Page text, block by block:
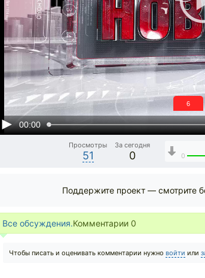
00:00
5
Просмотры
51
За сегодня
0 0
Поддержите проект — смотрите
Все обсуждения.Комментарии 0
Чтобы писать и оценивать комментарии нужно войти или